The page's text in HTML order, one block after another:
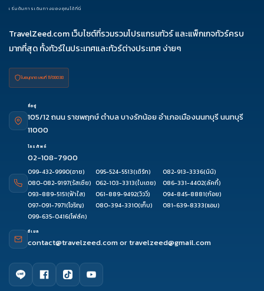
เริ่มต้นการเดินทางของคุณได้ที่นี่
TravelZeed.com เว็บไซต์ที่รวมรวมโปรแกรมทัวร์ และแพ็กเกจทัวร์ครบ
มากที่สุด ทั้งทัวร์ในประเทศและทัวร์ต่างประเทศ ง่ายๆ
ใบอนุญาต เลขที่ 11/08038
ที่อยู่
105/12 ถนน ราชพฤกษ์ ตำบล บางรักน้อย อำเภอเมืองนนทบุรี นนทบุรี
11000
โทรศัพท์
02-108-7900
099-432-9990(อาย) 095-524-5513(เติร์ก) 082-913-3336(นินิ)
080-082-9197(รัสเซีย) 062-103-3313(ใบเตย) 086-331-4402(ลัคกี้)
093-889-5151(ฟ้าใส) 061-889-9492(วิววี่) 094-845-8881(ก้อย)
097-091-7971(โจริญ) 080-394-3310(เก็บ) 081-639-8333(แอม)
099-635-0416(โฟล์ค)
อีเมล
contact@travelzeed.comortravelzeed@gmail.com